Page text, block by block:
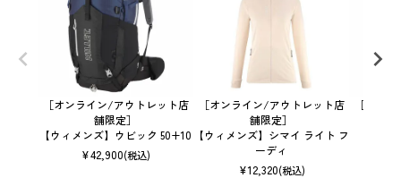
［オンライン/アウトレット店
舗限定］
【ウィメンズ】ウビック 50+10
¥42,900(税込)
［オンライン/アウトレット店
舗限定］
【ウィメンズ】シマイ ライト フ
ーディ
¥12,320(税込)
［オン